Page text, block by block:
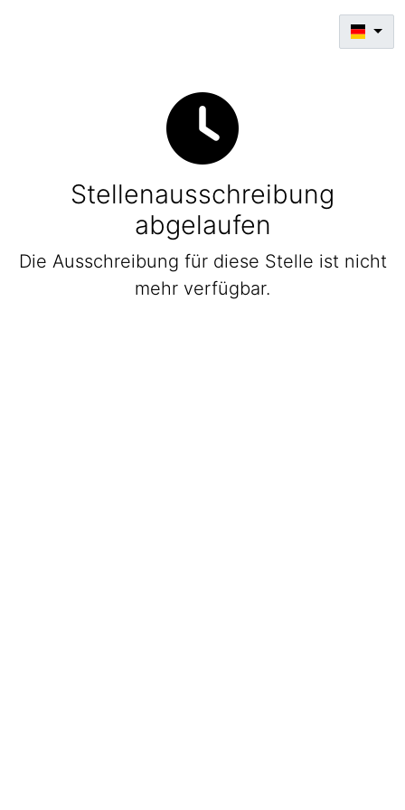
Stellenausschreibung
abgelaufen
Die Ausschreibung für diese Stelle ist nicht
mehr verfügbar.